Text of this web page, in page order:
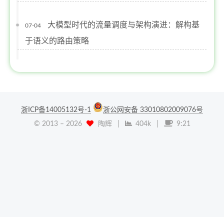
07-04
大模型时代的流量调度与架构演进：解构基
于语义的路由策略
浙ICP备14005132号-1
浙公网安备 33010802009076号
© 2013 – 2026 陶辉 404k 9:21